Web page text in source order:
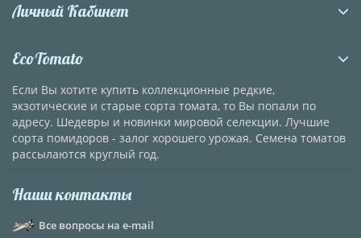
Личный Кабинет
EcoTomato
Если Вы хотите купить коллекционные редкие,
экзотические и старые сорта томата, то Вы попали по
адресу. Шедевры и новинки мировой селекции. Лучшие
сорта помидоров - залог хорошего урожая. Семена томатов
рассылаются круглый год.
Наши контакты
Все вопросы на e-mail